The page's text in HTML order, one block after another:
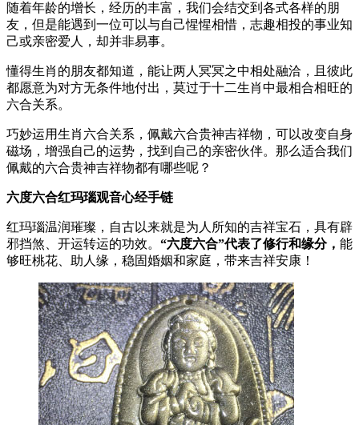
随着年龄的增长，经历的丰富，我们会结交到各式各样的朋
友，但是能遇到一位可以与自己惺惺相惜，志趣相投的事业知
己或亲密爱人，却并非易事。
懂得生肖的朋友都知道，能让两人冥冥之中相处融洽，且彼此
都愿意为对方无条件地付出，莫过于十二生肖中最相合相旺的
六合关系。
巧妙运用生肖六合关系，佩戴六合贵神吉祥物，可以改变自身
磁场，增强自己的运势，找到自己的亲密伙伴。那么适合我们
佩戴的六合贵神吉祥物都有哪些呢？
六度六合红玛瑙观音心经手链
红玛瑙温润璀璨，自古以来就是为人所知的吉祥宝石，具有辟
邪挡煞、开运转运的功效。 “六度六合”代表了修行和缘分， 能
够旺桃花、助人缘，稳固婚姻和家庭，带来吉祥安康！